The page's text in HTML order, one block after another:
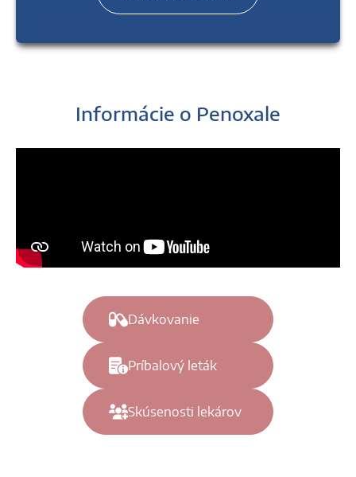
Informácie o Penoxale
Dávkovanie
Príbalový leták
Skúsenosti lekárov